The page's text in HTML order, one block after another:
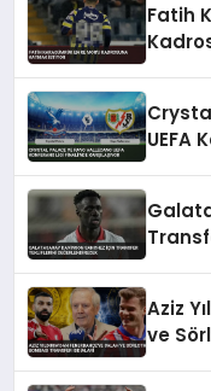
Fatih
UEFA
Aziz
ve